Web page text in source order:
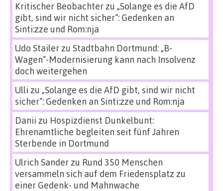
Kritischer Beobachterzu „Solange es die AfD
gibt, sind wir nicht sicher“: Gedenken an
Sinti:zze und Rom:nja
Udo Stailerzu Stadtbahn Dortmund: „B-
Wagen“-Modernisierung kann nach Insolvenz
doch weitergehen
Ulli zu „Solange es die AfD gibt, sind wir nicht
sicher“: Gedenken an Sinti:zze und Rom:nja
Danii zu Hospizdienst Dunkelbunt:
Ehrenamtliche begleiten seit fünf Jahren
Sterbende in Dortmund
Ulrich Sanderzu Rund 350 Menschen
versammeln sich auf dem Friedensplatz zu
einer Gedenk- und Mahnwache